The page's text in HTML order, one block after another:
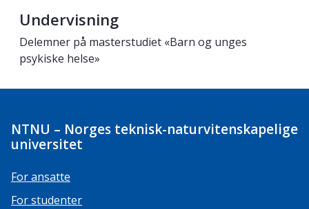
Undervisning
Delemner på masterstudiet «Barn og unges
psykiske helse»
NTNU – Norges teknisk-naturvitenskapelige
universitet
For ansatte
For studenter